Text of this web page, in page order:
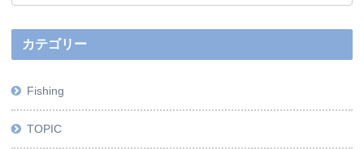
カテゴリー
Fishing
TOPIC